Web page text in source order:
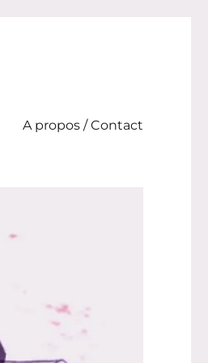
A propos / Contact